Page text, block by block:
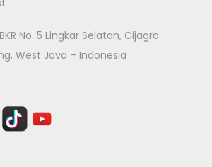
No. 5 Lingkar Selatan, Cijagra
West Java – Indonesia